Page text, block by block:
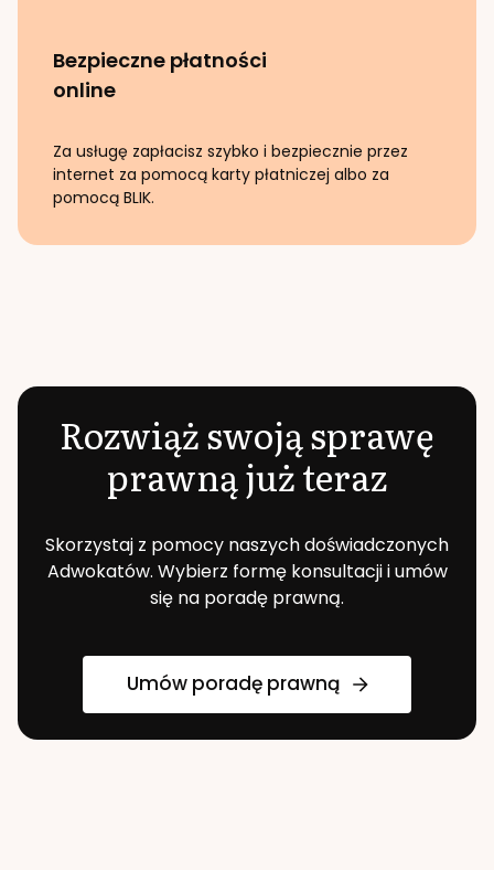
Bezpieczne płatności
online
Za usługę zapłacisz szybko i bezpiecznie przez
internet za pomocą karty płatniczej albo za
pomocą BLIK.
Rozwiąż swoją sprawę
prawną już teraz
Skorzystaj z pomocy naszych doświadczonych
Adwokatów. Wybierz formę konsultacji i umów
się na poradę prawną.
Umów poradę prawną